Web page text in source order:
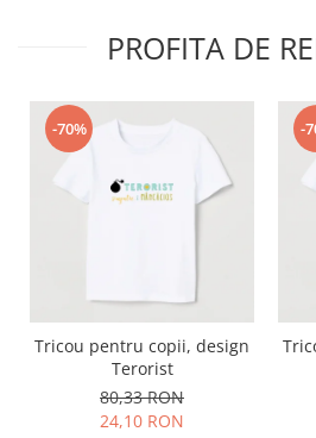
PROFITA DE
-70%
Tricou pentru copii, design
Terorist
80,33 RON
24,10 RON
-